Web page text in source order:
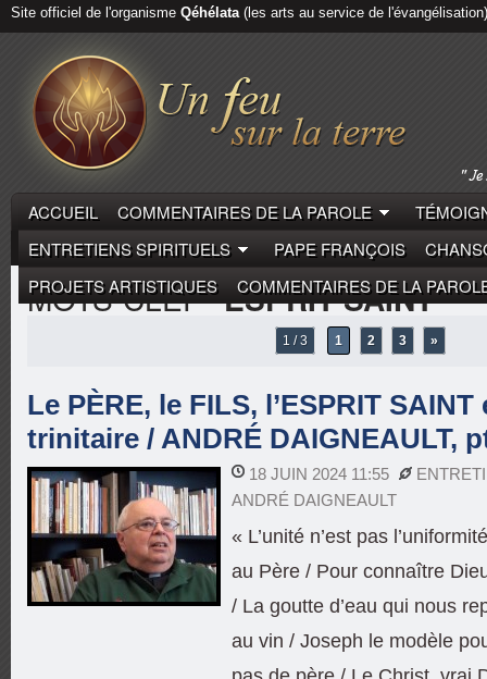
Site officiel de l'organisme Qéhélata(les arts au service de l'évangélisation)
ACCUEIL COMMENTAIRES DE LA PAROLE
ENTRETIENS SPIRITUELS
PAPE FRANÇOIS
PROJETS ARTISTIQUES
COMMENTAIRES DE LA
MOTS-CLEF"ESPRIT SAINT"
1 / 3 1 2 3 »
Le PÈRE, le FILS, l’ESPRIT
trinitaire / ANDRÉ DAIGNEAULT,
18 JUIN 2024 11:55
ANDRÉ DAIGNEAULT
« L’unité n’est pas
au Père / Pour connaître
/ La goutte d’eau qui nous
au vin / Joseph le modèle